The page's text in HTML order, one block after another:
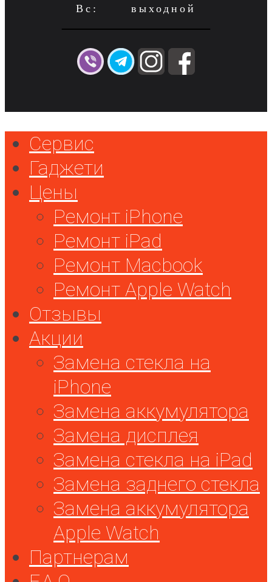
Вс: выходной
Сервис
Гаджети
Цены
Ремонт iPhone
Ремонт iPad
Ремонт Macbook
Ремонт Apple Watch
Отзывы
Акции
Замена стекла на
iPhone
Замена аккумулятора
Замена дисплея
Замена стекла на iPad
Замена заднего стекла
Замена аккумулятора
Apple Watch
Партнерам